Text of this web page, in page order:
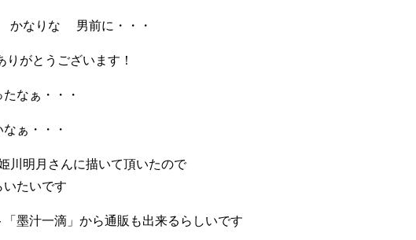
かなりな 男前に・・・
りがとうございます！
なぁ・・・
ぁ・・・
川明月さんに描いて頂いたので
いたいです
墨汁一滴」から通販も出来るらしいです